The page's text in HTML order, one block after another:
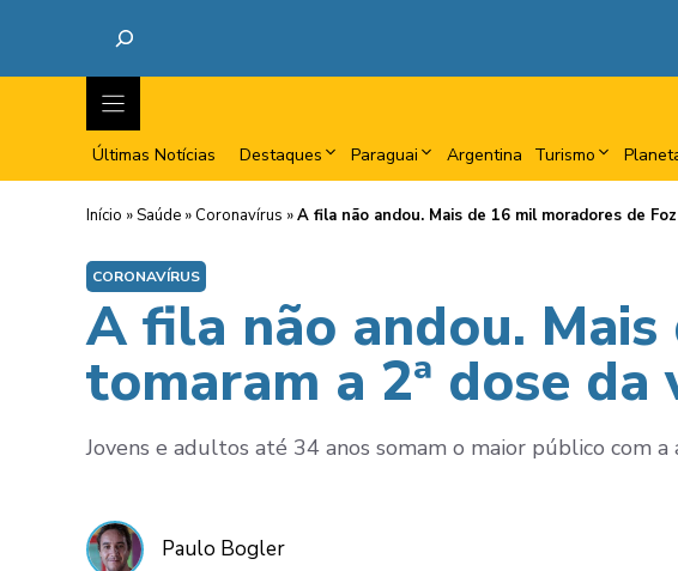
Últimas Notícias Destaques Paraguai Argentina Turismo
Início »Saúde » Coronavírus »A fila não andou. Mais de 16 mil moradores de
CORONAVÍRUS
A fila não andou.
tomaram a 2ª dose
Jovens e adultos até 34 anos somam o maior público com
Paulo Bogler